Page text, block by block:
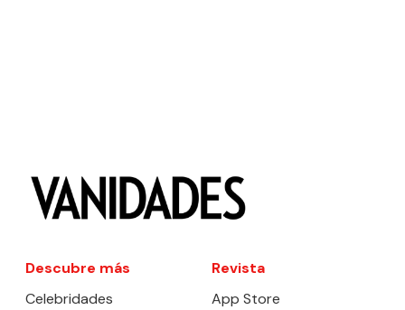
Descubre más
Celebridades
Revista
App Store